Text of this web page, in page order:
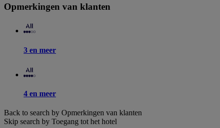
Opmerkingen van klanten
3 en meer
4 en meer
Back to search by Opmerkingen van klanten
Skip search by Toegang tot het hotel